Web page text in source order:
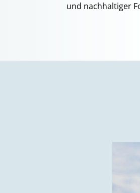
und nachhaltiger